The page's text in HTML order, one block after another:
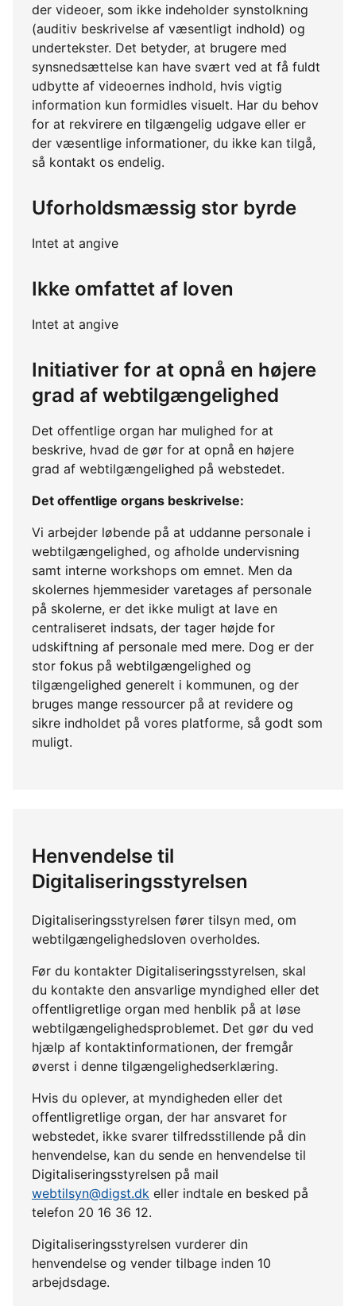
der videoer, som ikke indeholder synstolkning
(auditiv beskrivelse af væsentligt indhold) og
undertekster. Det betyder, at brugere med
synsnedsættelse kan have svært ved at få fuldt
udbytte af videoernes indhold, hvis vigtig
information kun formidles visuelt. Har du behov
for at rekvirere en tilgængelig udgave eller er
der væsentlige informationer, du ikke kan tilgå,
så kontakt os endelig.
Uforholdsmæssig stor byrde
Intet at angive
Ikke omfattet af loven
Intet at angive
Initiativer for at opnå en højere
grad af webtilgængelighed
Det offentlige organ har mulighed for at
beskrive, hvad de gør for at opnå en højere
grad af webtilgængelighed på webstedet.
Det offentlige organs beskrivelse:
Vi arbejder løbende på at uddanne personale i
webtilgængelighed, og afholde undervisning
samt interne workshops om emnet. Men da
skolernes hjemmesider varetages af personale
på skolerne, er det ikke muligt at lave en
centraliseret indsats, der tager højde for
udskiftning af personale med mere. Dog er der
stor fokus på webtilgængelighed og
tilgængelighed generelt i kommunen, og der
bruges mange ressourcer på at revidere og
sikre indholdet på vores platforme, så godt som
muligt.
Henvendelse til
Digitaliseringsstyrelsen
Digitaliseringsstyrelsen fører tilsyn med, om
webtilgængelighedsloven overholdes.
Før du kontakter Digitaliseringsstyrelsen, skal
du kontakte den ansvarlige myndighed eller det
offentligretlige organ med henblik på at løse
webtilgængelighedsproblemet. Det gør du ved
hjælp af kontaktinformationen, der fremgår
øverst i denne tilgængelighedserklæring.
Hvis du oplever, at myndigheden eller det
offentligretlige organ, der har ansvaret for
webstedet, ikke svarer tilfredsstillende på din
henvendelse, kan du sende en henvendelse til
Digitaliseringsstyrelsen på mail
webtilsyn@digst.dk eller indtale en besked på
telefon 20 16 36 12.
Digitaliseringsstyrelsen vurderer din
henvendelse og vender tilbage inden 10
arbejdsdage.